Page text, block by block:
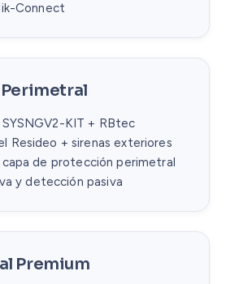
Connect
SYSNGV2-KIT + RBtec
Resideo + sirenas exteriores
capa de protección perimetral
y detección pasiva
Premium